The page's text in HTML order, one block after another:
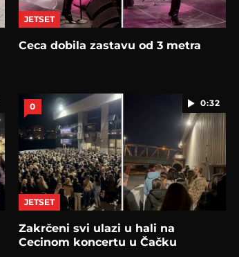
JETSET
Ceca dobila zastavu od 3 metra
0:32
0
JETSET
Zakrčeni svi ulazi u hali na
Cecinom koncertu u Čačku